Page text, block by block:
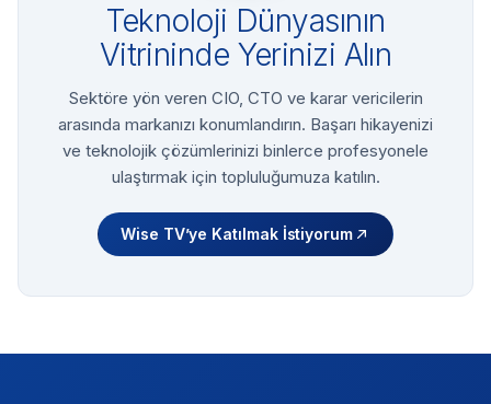
Teknoloji Dünyasının
Vitrininde Yerinizi Alın
Sektöre yön veren CIO, CTO ve karar vericilerin
arasında markanızı konumlandırın. Başarı hikayenizi
ve teknolojik çözümlerinizi binlerce profesyonele
ulaştırmak için topluluğumuza katılın.
Wise TV’ye Katılmak İstiyorum